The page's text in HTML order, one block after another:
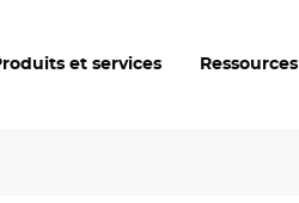
et services Ressources